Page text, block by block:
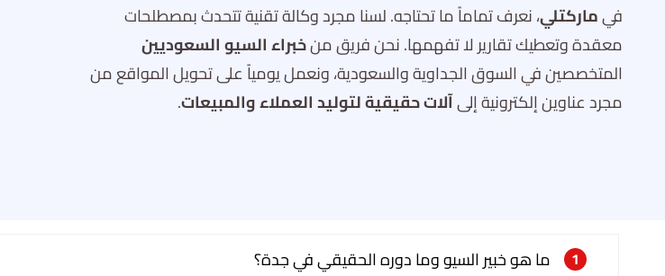
فيماركتلي، نعرف تماماً ما تحتاجه. لسنا مجرد وكالة تقنية تتحدث بمصطلحات
معقدة وتعطيك تقارير لا تفهمها. نحن فريق منخبراء السيو السعوديين
المتخصصين في السوق الجداوية والسعودية، ونعمل يومياً على تحويل المواقع من
مجرد عناوين إلكترونية إلىآلات حقيقية لتوليد العملاء والمبيعات.
1 ما هو خبير السيو وما دوره الحقيقي في جدة؟